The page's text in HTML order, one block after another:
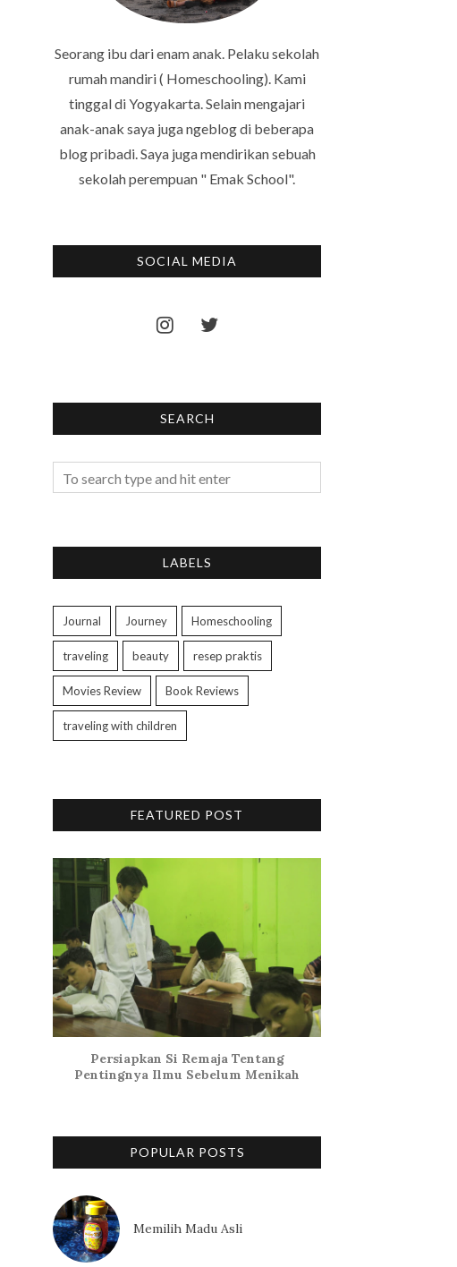
Seorang ibu dari enam anak. Pelaku sekolah
rumah mandiri ( Homeschooling). Kami
tinggal di Yogyakarta. Selain mengajari
anak-anak saya juga ngeblog di beberapa
blog pribadi. Saya juga mendirikan sebuah
sekolah perempuan " Emak School".
SOCIAL MEDIA
SEARCH
LABELS
Journal Journey Homeschooling
traveling beauty resep praktis
Movies Review Book Reviews
traveling with children
FEATURED POST
Persiapkan Si Remaja Tentang
Pentingnya Ilmu Sebelum Menikah
POPULAR POSTS
Memilih Madu Asli